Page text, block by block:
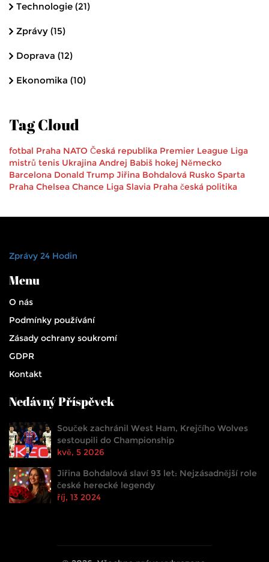
Technologie (21)
Zprávy (15)
Doprava (12)
Ekonomika (10)
Tag Cloud
fotbal Praha NATO Česká republika Premier League Liga
mistrů tenis Ukrajina Andrej Babiš hokej Německo
Barcelona Donald Trump Jiřina Bohdalová Rusko Sparta
Praha Chelsea Chance Liga Slavia Praha česká politika
Zprávy 24 Hodin
Menu
O nás
Podmínky používání
Zásady ochrany soukromí
GDPR
Kontakt
Nedávný Příspěvek
Souček zachránil West Ham, Krejčího Wolves
sestoupili do Championship
kvě, 5 2026
Jiřina Bohdalová slaví 93 let: Nejzásadnější role
české herecké legendy
říj, 13 2024